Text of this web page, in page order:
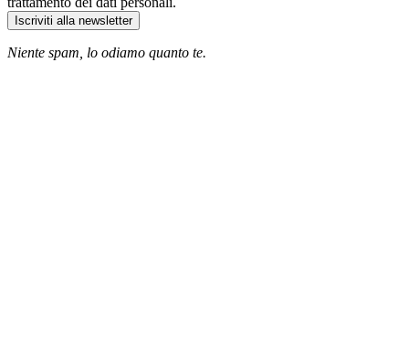
Iscriviti alla newsletter
Niente spam, lo odiamo quanto te.